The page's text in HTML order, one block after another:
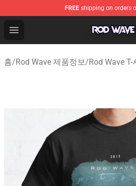
FREE shipping on orders
Open menu
Rod Wave Shop - Official Rod
홈/Rod Wave 제품정보/Rod Wave T-